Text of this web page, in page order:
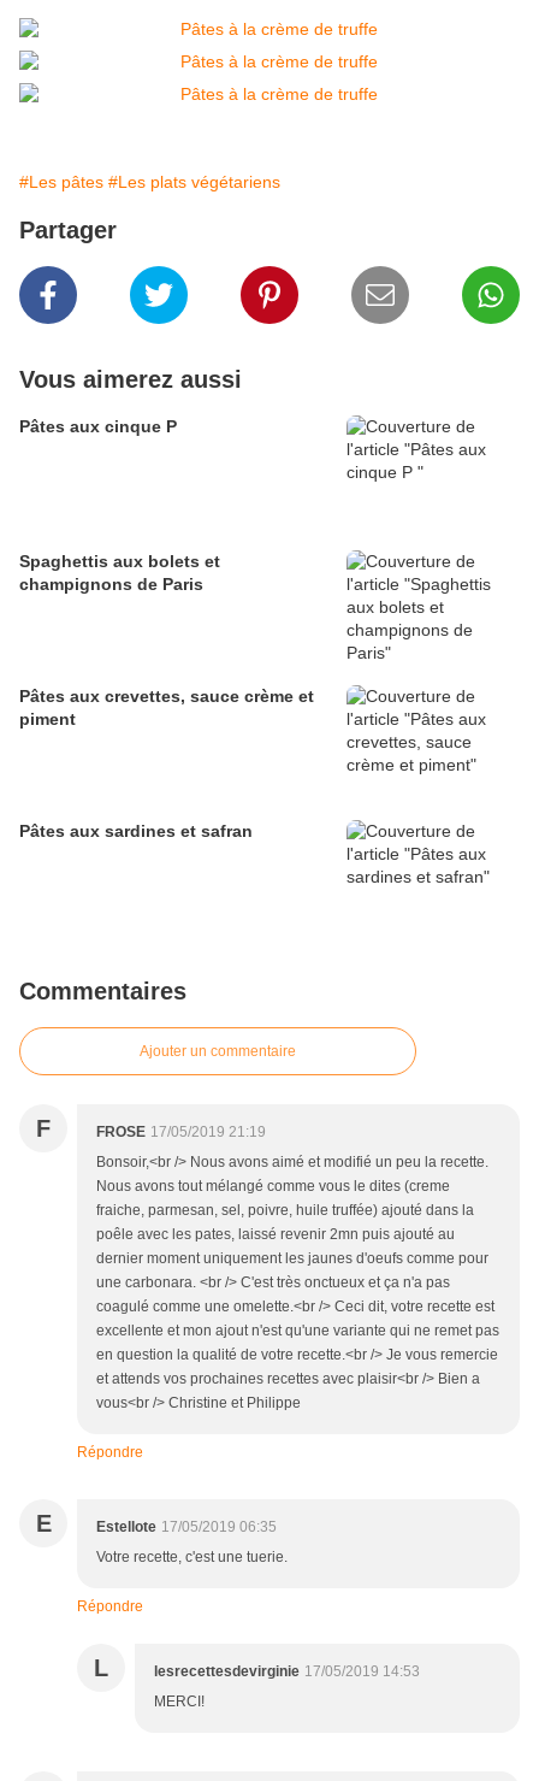
#Les pâtes #Les plats végétariens
Partager
Vous aimerez aussi
Pâtes aux cinque P
Spaghettis aux bolets et
champignons de Paris
Pâtes aux crevettes, sauce crème et
piment
Pâtes aux sardines et safran
Commentaires
Ajouter un commentaire
F FROSE 17/05/2019 21:19
Bonsoir,<br /> Nous avons aimé et modifié un peu la recette.
Nous avons tout mélangé comme vous le dites (creme
fraiche, parmesan, sel, poivre, huile truffée) ajouté dans la
poêle avec les pates, laissé revenir 2mn puis ajouté au
dernier moment uniquement les jaunes d'oeufs comme pour
une carbonara. <br /> C'est très onctueux et ça n'a pas
coagulé comme une omelette.<br /> Ceci dit, votre recette est
excellente et mon ajout n'est qu'une variante qui ne remet pas
en question la qualité de votre recette.<br /> Je vous remercie
et attends vos prochaines recettes avec plaisir<br /> Bien a
vous<br /> Christine et Philippe
Répondre
E Estellote 17/05/2019 06:35
Votre recette, c'est une tuerie.
Répondre
L lesrecettesdevirginie 17/05/2019 14:53
MERCI!